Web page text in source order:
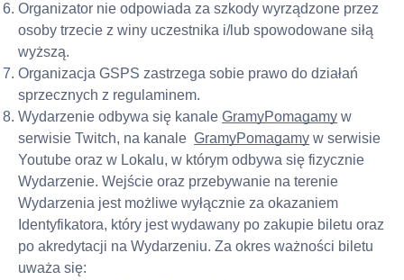
Organizator nie odpowiada za szkody wyrządzone przez
osoby trzecie z winy uczestnika i/lub spowodowane siłą
wyższą.
Organizacja GSPS zastrzega sobie prawo do działań
sprzecznych z regulaminem.
Wydarzenie odbywa się kanale GramyPomagamy w
serwisie Twitch, na kanale GramyPomagamy w serwisie
Youtube oraz w Lokalu, w którym odbywa się fizycznie
Wydarzenie. Wejście oraz przebywanie na terenie
Wydarzenia jest możliwe wyłącznie za okazaniem
Identyfikatora, który jest wydawany po zakupie biletu oraz
po akredytacji na Wydarzeniu. Za okres ważności biletu
uważa się: